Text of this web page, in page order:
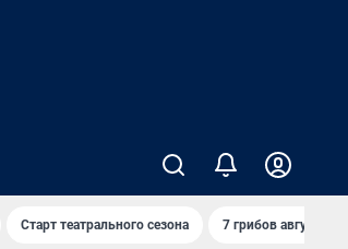
Старт театрального сезона 7 грибов августа